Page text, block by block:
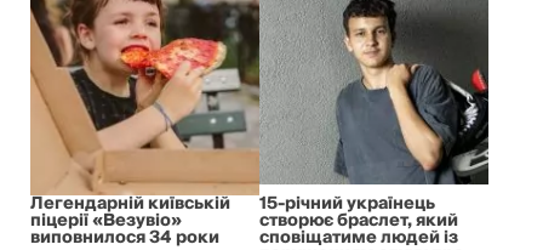
Легендарній київській
піцерії «Везувіо»
виповнилося 34 роки
15-річний українець
створює браслет, який
сповіщатиме людей із